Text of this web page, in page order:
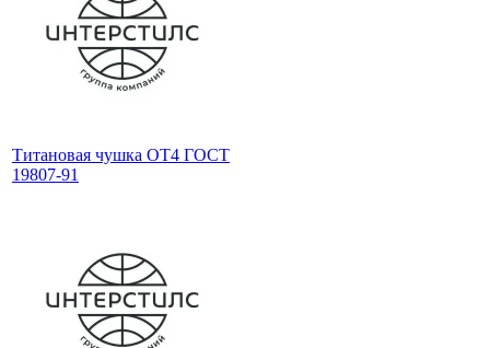
Титановая чушка ОТ4 ГОСТ
19807-91